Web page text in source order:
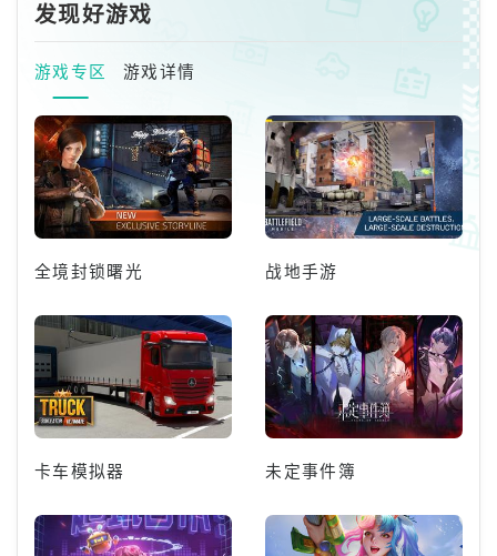
发现好游戏
游戏专区 游戏详情
全境封锁曙光 战地手游
卡车模拟器 未定事件簿